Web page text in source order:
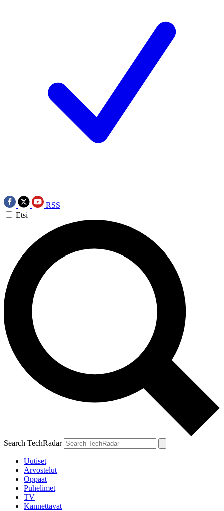
RSS
Etsi
Search TechRadar
Uutiset
Arvostelut
Oppaat
Puhelimet
TV
Kannettavat